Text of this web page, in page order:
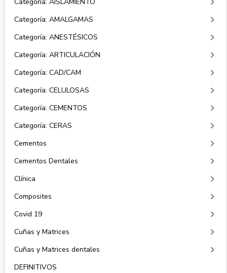
Categoría: AMALGAMAS keyboard_arrow_right
Categoría: ANESTÉSICOS keyboard_arrow_right
Categoría: ARTICULACIÓN keyboard_arrow_right
Categoría: CAD/CAM keyboard_arrow_right
Categoría: CELULOSAS keyboard_arrow_right
Categoría: CEMENTOS keyboard_arrow_right
Categoría: CERAS keyboard_arrow_right
Cementos keyboard_arrow_right
Cementos Dentales keyboard_arrow_right
Clínica keyboard_arrow_right
Composites keyboard_arrow_right
Covid 19 keyboard_arrow_right
Cuñas y Matrices keyboard_arrow_right
Cuñas y Matrices dentales keyboard_arrow_right
DEFINITIVOS